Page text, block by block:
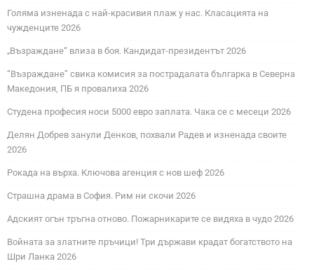
Голяма изненада с най-красивия плаж у нас. Класацията на
чужденците 2026
„Възраждане“ влиза в боя. Кандидат-президентът 2026
“Възраждане” свика комисия за пострадалата българка в Северна
Македония, ПБ я провалиха 2026
Студена професия носи 5000 евро заплата. Чака се с месеци 2026
Делян Добрев занули Денков, похвали Радев и изненада своите
2026
Рокада на върха. Ключова агенция с нов шеф 2026
Страшна драма в София. Рим ни скочи 2026
Адският огън тръгна отново. Пожарникарите се видяха в чудо 2026
Войната за златните пръчици! Три държави крадат богатството на
Шри Ланка 2026